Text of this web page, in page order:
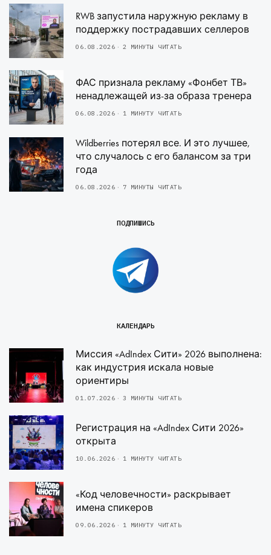
RWB запустила наружную рекламу в
поддержку пострадавших селлеров
06.08.2026 2 МИНУТЫ ЧИТАТЬ
ФАС признала рекламу «Фонбет ТВ»
ненадлежащей из-за образа тренера
06.08.2026 1 МИНУТУ ЧИТАТЬ
Wildberries потерял все. И это лучшее,
что случалось с его балансом за три
года
06.08.2026 7 МИНУТЫ ЧИТАТЬ
ПОДПИШИСЬ
КАЛЕНДАРЬ
Миссия «AdIndex Сити» 2026 выполнена:
как индустрия искала новые
ориентиры
01.07.2026 3 МИНУТЫ ЧИТАТЬ
Регистрация на «AdIndex Сити 2026»
открыта
10.06.2026 1 МИНУТУ ЧИТАТЬ
«Код человечности» раскрывает
имена спикеров
09.06.2026 1 МИНУТУ ЧИТАТЬ